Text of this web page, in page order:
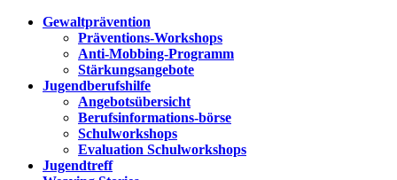
Gewaltprävention
Präventions-Workshops
Anti-Mobbing-Programm
Stärkungsangebote
Jugendberufshilfe
Angebotsübersicht
Berufsinformations-börse
Schulworkshops
Evaluation Schulworkshops
Jugendtreff